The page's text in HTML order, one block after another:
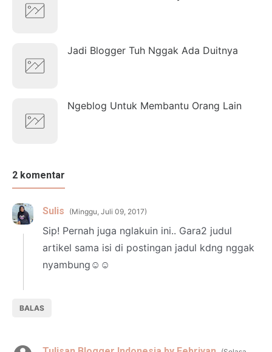
Jadi Blogger Tuh Nggak Ada Duitnya
Ngeblog Untuk Membantu Orang Lain
2 komentar
Sulis Minggu, Juli 09, 2017
Sip! Pernah juga nglakuin ini.. Gara2 judul
artikel sama isi di postingan jadul kdng nggak
nyambung☺☺
BALAS